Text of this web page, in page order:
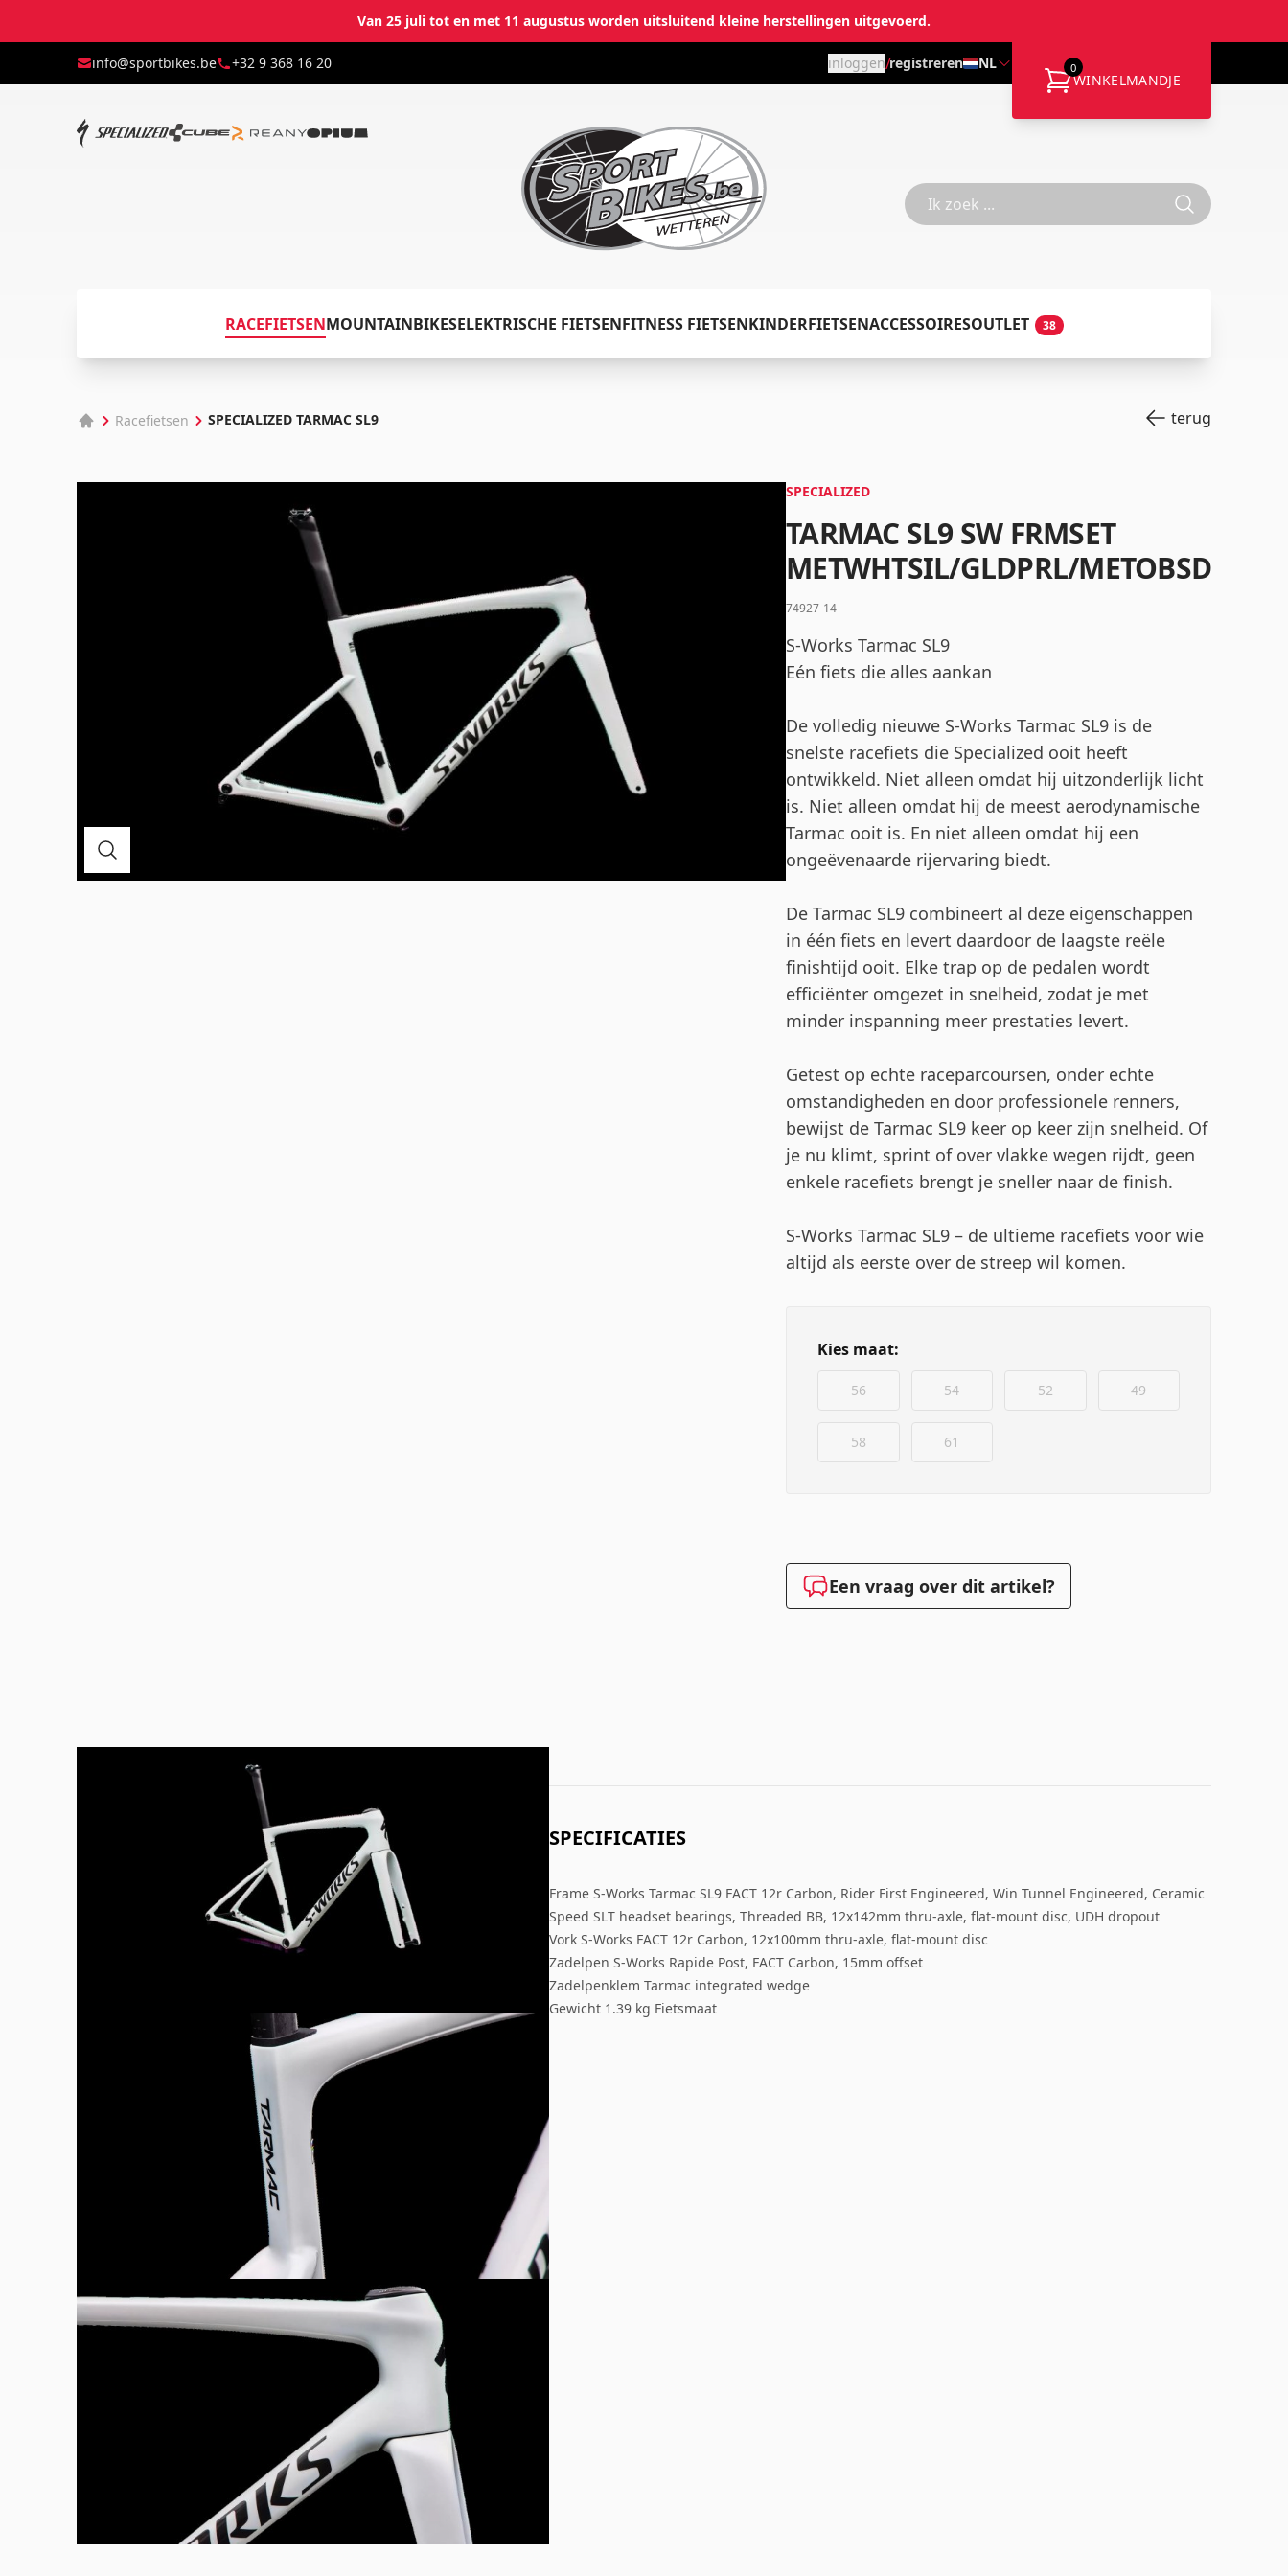
Van 25 juli tot en met 11 augustus worden uitsluitend kleine herstellingen uitgevoerd.
info@sportbikes.be +32 9 368 16 20 inloggen/registreren NL 0
WINKELMANDJE
RACEFIETSENMOUNTAINBIKESELEKTRISCHE FIETSENFITNESS FIETSENKINDERFIETSENACCESSOIRESOUTLET 38
Racefietsen SPECIALIZED TARMAC SL9 terug
SPECIALIZED
TARMAC SL9 SW FRMSET
METWHTSIL/GLDPRL/METOBSD
74927-14
S-Works Tarmac SL9
Eén fiets die alles aankan
De volledig nieuwe S-Works Tarmac SL9 is de
snelste racefiets die Specialized ooit heeft
ontwikkeld. Niet alleen omdat hij uitzonderlijk licht
is. Niet alleen omdat hij de meest aerodynamische
Tarmac ooit is. En niet alleen omdat hij een
ongeëvenaarde rijervaring biedt.
De Tarmac SL9 combineert al deze eigenschappen
in één fiets en levert daardoor de laagste reële
finishtijd ooit. Elke trap op de pedalen wordt
efficiënter omgezet in snelheid, zodat je met
minder inspanning meer prestaties levert.
Getest op echte raceparcoursen, onder echte
omstandigheden en door professionele renners,
bewijst de Tarmac SL9 keer op keer zijn snelheid. Of
je nu klimt, sprint of over vlakke wegen rijdt, geen
enkele racefiets brengt je sneller naar de finish.
S-Works Tarmac SL9 – de ultieme racefiets voor wie
altijd als eerste over de streep wil komen.
Kies maat:
56 54 52 49
58 61
Een vraag over dit artikel?
SPECIFICATIES
Frame S-Works Tarmac SL9 FACT 12r Carbon, Rider First Engineered, Win Tunnel Engineered, Ceramic
Speed SLT headset bearings, Threaded BB, 12x142mm thru-axle, flat-mount disc, UDH dropout
Vork S-Works FACT 12r Carbon, 12x100mm thru-axle, flat-mount disc
Zadelpen S-Works Rapide Post, FACT Carbon, 15mm offset
Zadelpenklem Tarmac integrated wedge
Gewicht 1.39 kg Fietsmaat
Inloggen
Mij onthouden Wachtwoord vergeten?